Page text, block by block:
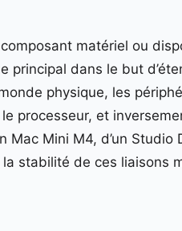
matériel ou
principal dans le but
physique, les
processeur, et
Mac Mini M4, d’un
stabilité de ces